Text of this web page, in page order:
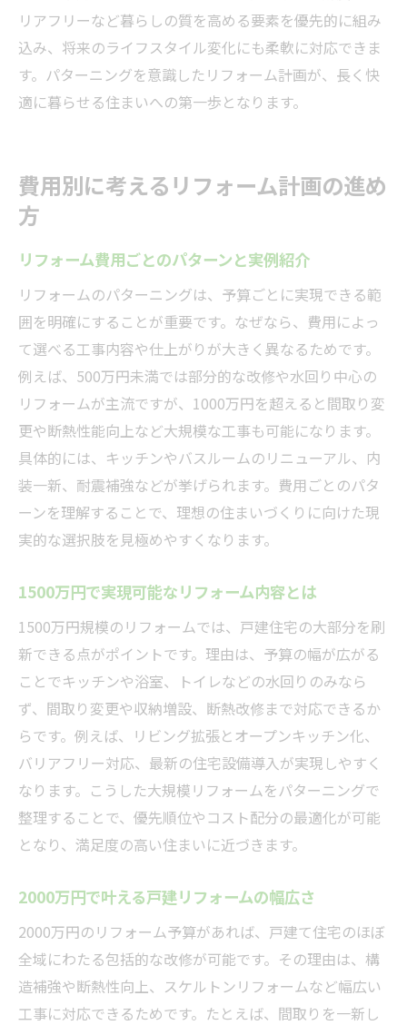
術
アフターサポートで安心のリフォーム計画
維持管理費や光熱費削減も考慮した提案
リアフリーなど暮らしの質を高める要素を優先的に組み
込み、将来のライフスタイル変化にも柔軟に対応できま
す。パターニングを意識したリフォーム計画が、長く快
適に暮らせる住まいへの第一歩となります。
費用別に考えるリフォーム計画の進め
方
リフォーム費用ごとのパターンと実例紹介
リフォームのパターニングは、予算ごとに実現できる範
囲を明確にすることが重要です。なぜなら、費用によっ
て選べる工事内容や仕上がりが大きく異なるためです。
例えば、500万円未満では部分的な改修や水回り中心の
リフォームが主流ですが、1000万円を超えると間取り変
更や断熱性能向上など大規模な工事も可能になります。
具体的には、キッチンやバスルームのリニューアル、内
装一新、耐震補強などが挙げられます。費用ごとのパタ
ーンを理解することで、理想の住まいづくりに向けた現
実的な選択肢を見極めやすくなります。
1500万円で実現可能なリフォーム内容とは
1500万円規模のリフォームでは、戸建住宅の大部分を刷
新できる点がポイントです。理由は、予算の幅が広がる
ことでキッチンや浴室、トイレなどの水回りのみなら
ず、間取り変更や収納増設、断熱改修まで対応できるか
らです。例えば、リビング拡張とオープンキッチン化、
バリアフリー対応、最新の住宅設備導入が実現しやすく
なります。こうした大規模リフォームをパターニングで
整理することで、優先順位やコスト配分の最適化が可能
となり、満足度の高い住まいに近づきます。
2000万円で叶える戸建リフォームの幅広さ
2000万円のリフォーム予算があれば、戸建て住宅のほぼ
全域にわたる包括的な改修が可能です。その理由は、構
造補強や断熱性向上、スケルトンリフォームなど幅広い
工事に対応できるためです。たとえば、間取りを一新し